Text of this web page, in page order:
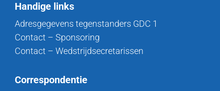
Handige links
Adresgegevens tegenstanders GDC 1
Contact – Sponsoring
Contact – Wedstrijdsecretarissen
Correspondentie